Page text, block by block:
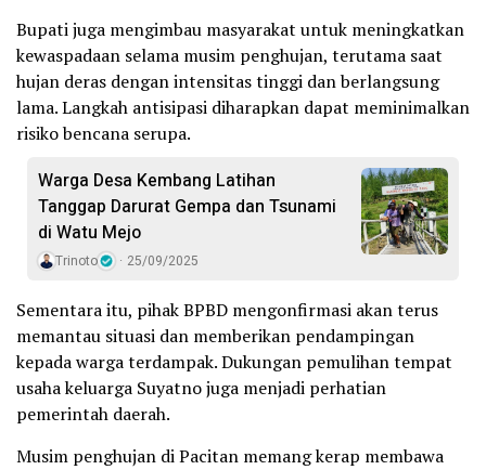
Bupati juga mengimbau masyarakat untuk meningkatkan
kewaspadaan selama musim penghujan, terutama saat
hujan deras dengan intensitas tinggi dan berlangsung
lama. Langkah antisipasi diharapkan dapat meminimalkan
risiko bencana serupa.
Warga Desa Kembang Latihan
Tanggap Darurat Gempa dan Tsunami
di Watu Mejo
Trinoto 25/09/2025
Sementara itu, pihak BPBD mengonfirmasi akan terus
memantau situasi dan memberikan pendampingan
kepada warga terdampak. Dukungan pemulihan tempat
usaha keluarga Suyatno juga menjadi perhatian
pemerintah daerah.
Musim penghujan di Pacitan memang kerap membawa